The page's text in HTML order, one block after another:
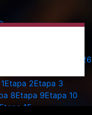
TUR
TUR
Etapa 26
Etapa 2Etapa 3
8Etapa 9Etapa 10
Etapa 15